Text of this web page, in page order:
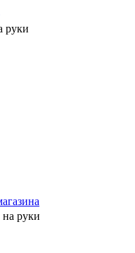
руки
на руки